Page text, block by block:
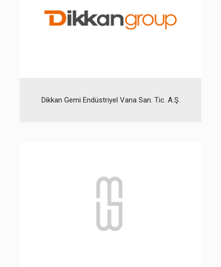
Dikkan Gemi Endüstriyel Vana San. Tic. A.Ş.